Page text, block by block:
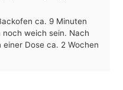
ca. 9 Minuten
noch weich sein. Nach
einer Dose ca. 2 Wochen